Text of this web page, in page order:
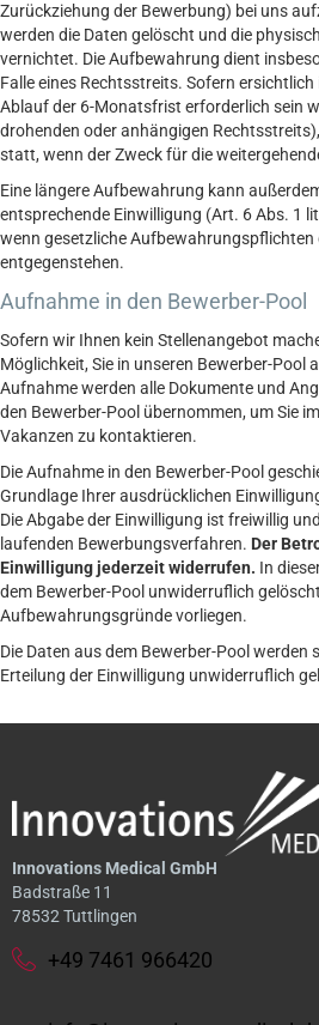
Zurückziehung der Bewerbung) bei uns
werden die Daten gelöscht und die
vernichtet. Die Aufbewahrung dient
Falle eines Rechtsstreits. Sofern
Ablauf der 6-Monatsfrist erforderlich sein
drohenden oder anhängigen
statt, wenn der Zweck für die
Eine längere Aufbewahrung kann
entsprechende Einwilligung (Art. 6 Abs. 1
wenn gesetzliche Aufbewahrungspflichten
entgegenstehen.
Aufnahme in den Bewerber-Pool
Sofern wir Ihnen kein Stellenangebot
Möglichkeit, Sie in unseren Bewerber-Pool
Aufnahme werden alle Dokumente und
den Bewerber-Pool übernommen, um Sie
Vakanzen zu kontaktieren.
Die Aufnahme in den Bewerber-Pool
Grundlage Ihrer ausdrücklichen
Die Abgabe der Einwilligung ist freiwillig
laufenden Bewerbungsverfahren. Der
Einwilligung jederzeit widerrufen. In
dem Bewerber-Pool unwiderruflich
Aufbewahrungsgründe vorliegen.
Die Daten aus dem Bewerber-Pool
Erteilung der Einwilligung unwiderruflich
Innovations Medical GmbH
Badstraße 11
78532 Tuttlingen
+49 7461 966420